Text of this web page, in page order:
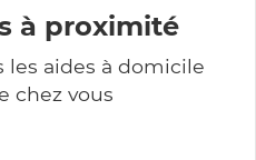
à proximité
les aides à domicile
chez vous